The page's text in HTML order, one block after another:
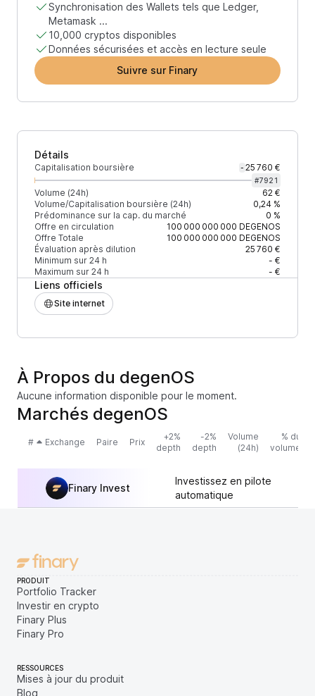
Synchronisation des Wallets tels que Ledger,
Metamask ...
10,000 cryptos disponibles
Données sécurisées et accès en lecture seule
Suivre sur Finary
Détails
Capitalisation boursière - 25 760 €
#7921
Volume (24h)
62 €
Volume/Capitalisation boursière (24h)
0,24 %
Prédominance sur la cap. du marché
0 %
Offre en circulation
100 000 000 000 DEGENOS
Offre Totale
100 000 000 000 DEGENOS
Évaluation après dilution
25 760 €
Minimum sur 24 h
- €
Maximum sur 24 h
- €
Liens officiels
Site internet
À Propos du degenOS
Aucune information disponible pour le moment.
Marchés degenOS
# Exchange Paire Prix
+2%
depth
-2%
depth
Volume
(24h)
% du
volume
Finary Invest
Investissez en pilote
automatique
PRODUIT
Portfolio Tracker
Investir en crypto
Finary Plus
Finary Pro
RESSOURCES
Mises à jour du produit
Blog